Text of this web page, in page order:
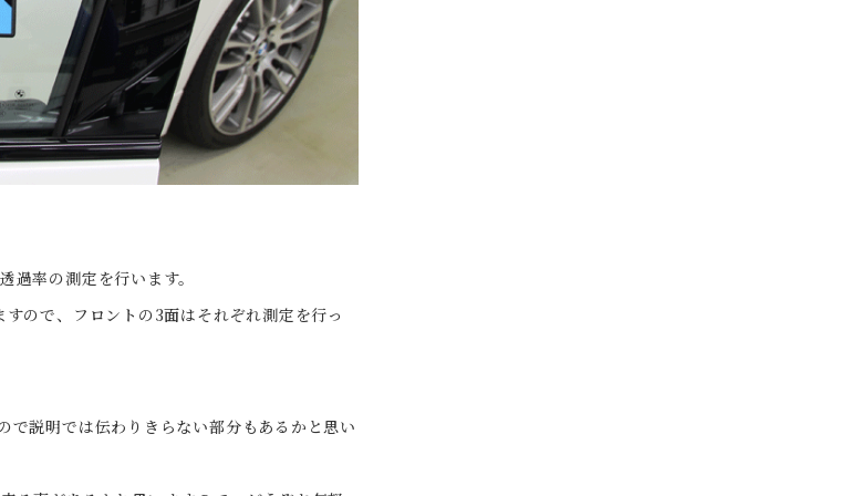
過率の測定を行います。
ので、フロントの3面はそれぞれ測定を行っ
で説明では伝わりきらない部分もあるかと思い